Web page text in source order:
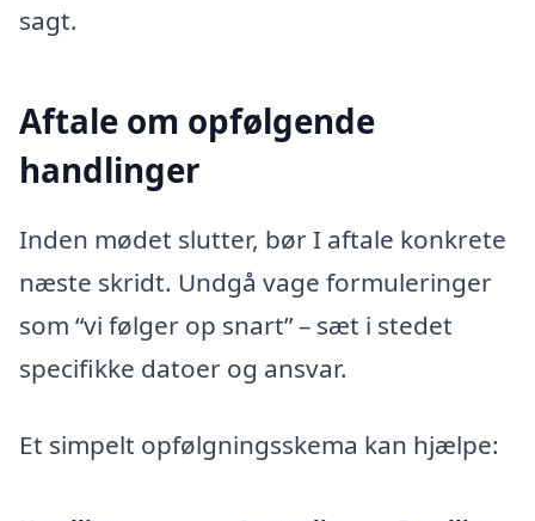
sagt.
Aftale om opfølgende
handlinger
Inden mødet slutter, bør I aftale konkrete
næste skridt. Undgå vage formuleringer
som “vi følger op snart” – sæt i stedet
specifikke datoer og ansvar.
Et simpelt opfølgningsskema kan hjælpe: